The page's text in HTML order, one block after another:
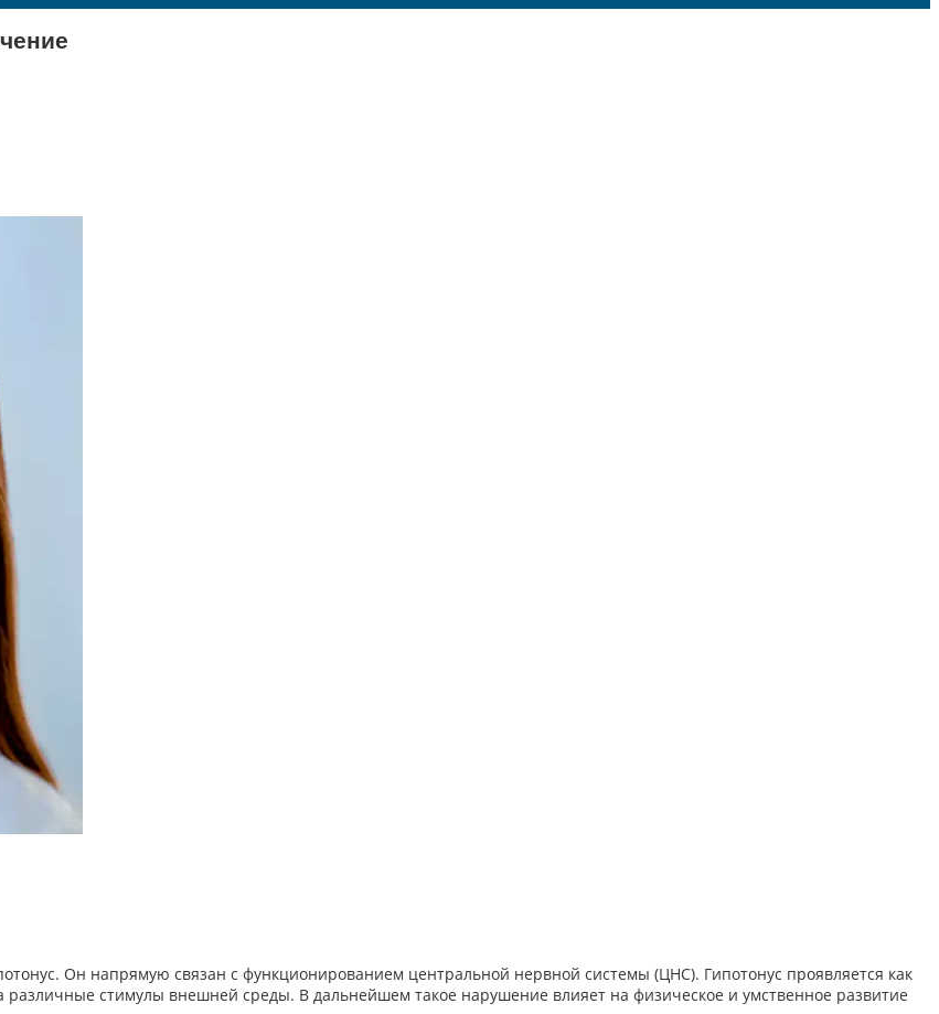
Он напрямую связан с функционированием центральной нервной системы (ЦНС). Гипотонус проявляется как
стимулы внешней среды. В дальнейшем такое нарушение влияет на физическое и умственное развитие